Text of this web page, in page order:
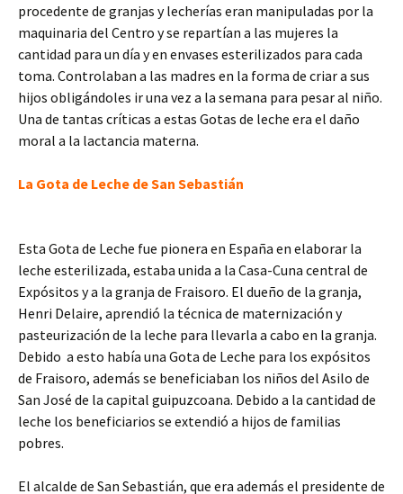
procedente de granjas y lecherías eran manipuladas por la
maquinaria del Centro y se repartían a las mujeres la
cantidad para un día y en envases esterilizados para cada
toma. Controlaban a las madres en la forma de criar a sus
hijos obligándoles ir una vez a la semana para pesar al niño.
Una de tantas críticas a estas Gotas de leche era el daño
moral a la lactancia materna.
La Gota de Leche de San Sebastián
Esta Gota de Leche fue pionera en España en elaborar la
leche esterilizada, estaba unida a la Casa-Cuna central de
Expósitos y a la granja de Fraisoro. El dueño de la granja,
Henri Delaire, aprendió la técnica de maternización y
pasteurización de la leche para llevarla a cabo en la granja.
Debido a esto había una Gota de Leche para los expósitos
de Fraisoro, además se beneficiaban los niños del Asilo de
San José de la capital guipuzcoana. Debido a la cantidad de
leche los beneficiarios se extendió a hijos de familias
pobres.
El alcalde de San Sebastián, que era además el presidente de